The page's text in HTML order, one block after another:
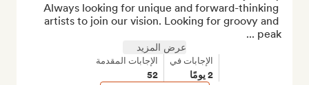
Always looking for unique and forward-thinking
artists to join our vision. Looking for groovy and
peak ...
عرض المزيد
الإجابات في
2 يومًا
الإجابات المقدمة
52